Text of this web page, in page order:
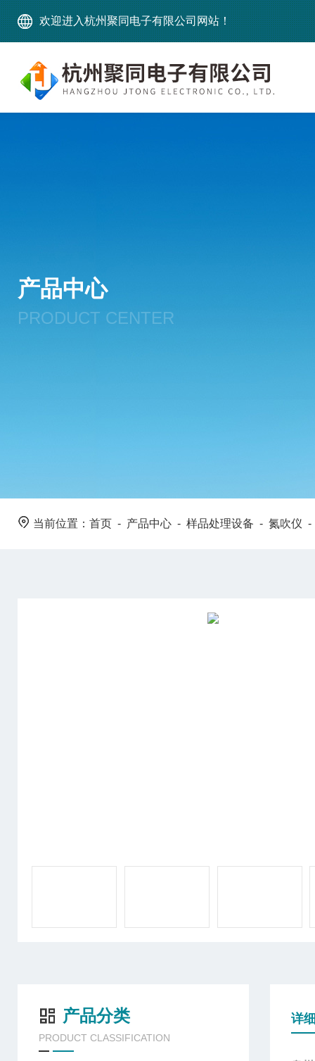
欢迎进入杭州聚同电子有限公司网站！
产品中心
PRODUCT CENTER
当前位置： 首页 - 产品中心 - 样品处理设备 - 氮吹仪
产品分类
PRODUCT CLASSIFICATION
详